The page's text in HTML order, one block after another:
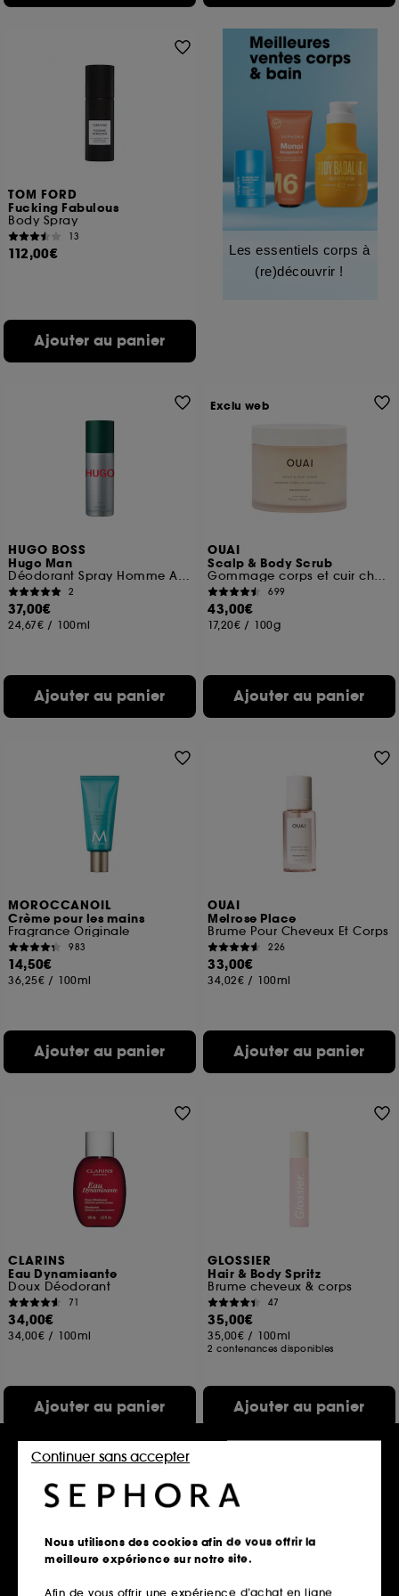
TOM FORD
Fucking Fabulous
Body Spray
13
112,00€
Ajouter au panier
Les essentiels corps à
(re)découvrir !
HUGO BOSS
Hugo Man
Déodorant Spray Homme Acidulé et Herbacé
2
37,00€
24,67€ / 100ml
Ajouter au panier
OUAI
Scalp & Body Scrub
Gommage corps et cuir chevelu
699
43,00€
17,20€ / 100g
Ajouter au panier
Exclu web
MOROCCANOIL
Crème pour les mains
Fragrance Originale
983
14,50€
36,25€ / 100ml
Ajouter au panier
OUAI
Melrose Place
Brume Pour Cheveux Et Corps
226
33,00€
34,02€ / 100ml
Ajouter au panier
CLARINS
Eau Dynamisante
Doux Déodorant
71
34,00€
34,00€ / 100ml
Ajouter au panier
GLOSSIER
Hair & Body Spritz
Brume cheveux & corps
47
35,00€
35,00€ / 100ml
2 contenances disponibles
Ajouter au panier
Nous utilisons des cookies afin de vous offrir la
meilleure expérience sur notre site.
Afin de vous offrir une expérience d’achat en ligne
Continuer sans accepter